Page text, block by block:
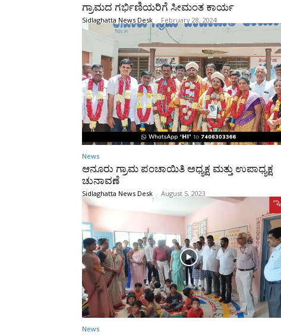
ಗ್ರಾಮದ ಗರ್ಭಿಣಿಯರಿಗೆ ಸೀಮಂತ ಕಾರ್ಯ
Sidlaghatta News Desk - February 28, 2024
News
ಆನೂರು ಗ್ರಾಮ ಪಂಚಾಯಿತಿ ಅಧ್ಯಕ್ಷ ಮತ್ತು ಉಪಾಧ್ಯಕ್ಷ
ಚುನಾವಣೆ
Sidlaghatta News Desk - August 5, 2023
News